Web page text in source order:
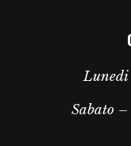
Sabato